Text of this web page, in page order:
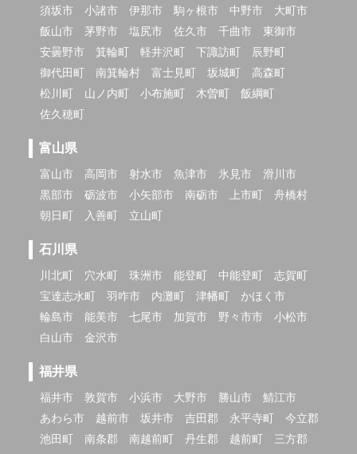
須坂市
小諸市 伊那市 駒ヶ根市 中野市
大町市
飯山市
茅野市 塩尻市 佐久市 千曲市
東御市
安曇野市
箕輪町 軽井沢町 下諏訪町
辰野町
御代田町
南箕輪村 富士見町 坂城町
高森町
松川町
山ノ内町 小布施町 木曽町
飯綱町
佐久穂町
富山県
富山市 高岡市 射水市 魚津市 氷見市
滑川市
黒部市
砺波市 小矢部市 南砺市 上市町
舟橋村
朝日町
入善町 立山町
石川県
川北町 穴水町 珠洲市 能登町 中能登町
志賀町
宝達志水町
羽咋市 内灘町 津幡町
かほく市
輪島市
能美市 七尾市 加賀市 野々市市
小松市
白山市
金沢市
福井県
福井市 敦賀市 小浜市 大野市 勝山市
鯖江市
あわら市
越前市 坂井市 吉田郡 永平寺町
今立郡
池田町
南条郡 南越前町 丹生郡 越前町
三方郡